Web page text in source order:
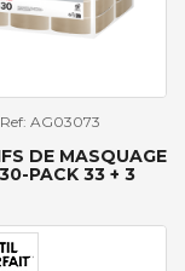
Ref: AG03073
DE MASQUAGE
PACK 33 + 3